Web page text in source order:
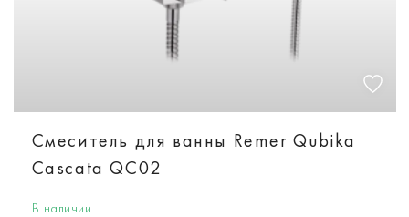
Смеситель для ванны Remer Qubika
Cascata QC02
В наличии